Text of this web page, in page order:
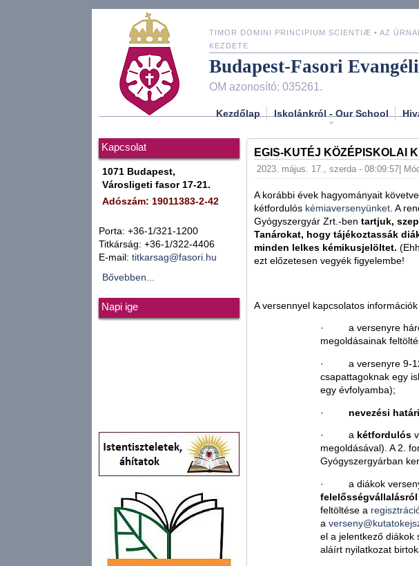
TIMOR DOMINI PRINCIPIUM SCIENTIÆ • AZ
KEZDETE
Budapest-Fasori
OM azonosító: 035261.
Kezdőlap Iskolánkról - Our School
Kapcsolat
1071 Budapest,
Városligeti fasor 17-21.
Adószám: 19011383-2-42
Porta: +36-1/321-1200
Titkárság: +36-1/322-4406
E-mail: titkarsag@fasori.hu
Bővebben...
Napi ige
EGIS-KUTÉJ KÖZÉPISKOLAI
2023. május. 17., szerda - 08:09:57 |
A korábbi évek hagyományait
kétfordulós kémiaversenyünket . A
Gyógyszergyár Zrt.-ben tartjuk,
Tanárokat, hogy tájékoztassák
minden lelkes kémikusjelöltet.
ezt előzetesen vegyék figyelembe!
A versennyel kapcsolatos
· a versenyre
megoldásainak
· a versenyre 9-12.
csapattagoknak egy
egy évfolyamba);
· nevezési
· a kétfordulós
megoldásával). A 2.
Gyógyszergyárban
· a diákok
feltöltése a
a
el a jelentkező diákok
aláírt nyilatkozat